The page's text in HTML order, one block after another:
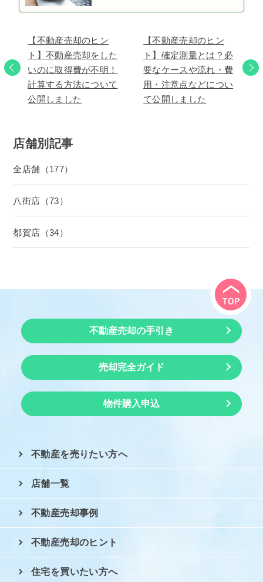
【不動産売却のヒン
ト】不動産売却をした
いのに取得費が不明！
計算する方法について
公開しました
【不動産売却のヒン
ト】確定測量とは？必
要なケースや流れ・費
用・注意点などについ
て公開しました
店舗別記事
全店舗（177）
八街店（73）
都賀店（34）
不動産売却の手引き
売却完全ガイド
物件購入申込
不動産を売りたい方へ
店舗一覧
不動産売却事例
不動産売却のヒント
住宅を買いたい方へ